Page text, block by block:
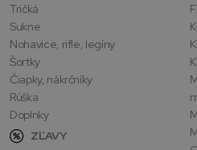
Tričká
Sukne
Nohavice, rifle, legíny
Šortky
Čiapky, nákrčníky
Rúška
Doplnky
ZĽAVY